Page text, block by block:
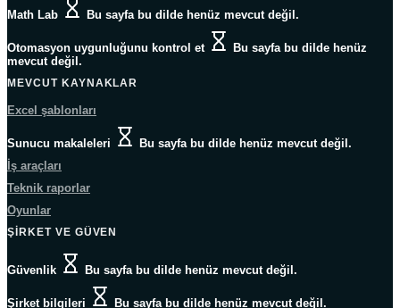
Math Lab Bu sayfa bu dilde henüz mevcut değil.
Otomasyon uygunluğunu kontrol et
Bu sayfa bu dilde henüz
mevcut değil.
MEVCUT KAYNAKLAR
Excel şablonları
Sunucu makaleleri
Bu sayfa bu dilde henüz mevcut değil.
İş araçları
Teknik raporlar
Oyunlar
ŞIRKET VE GÜVEN
Güvenlik Bu sayfa bu dilde henüz mevcut değil.
Şirket bilgileri Bu sayfa bu dilde henüz mevcut değil.